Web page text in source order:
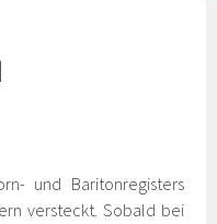
und Baritonregisters
versteckt. Sobald bei